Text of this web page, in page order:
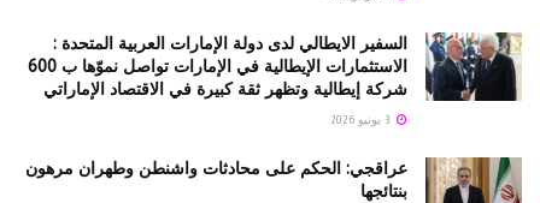
السفير الايطالي لدى دولة الإمارات العربية المتحدة :
الاستثمارات الإيطالية في الإمارات تواصل نموّها ب 600
شركة إيطالية وتظهر ثقة كبيرة في الاقتصاد الإماراتي
عراقجي: الحكم على محادثات واشنطن وطهران مرهون
بنتائجها